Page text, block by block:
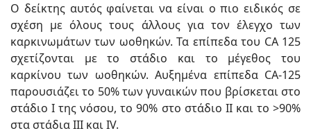
Ο δείκτης αυτός φαίνεται να είναι ο πιο ειδικός σε
σχέση με όλους τους άλλους για τον έλεγχο των
καρκινωμάτων των ωοθηκών. Τα επίπεδα του CA 125
σχετίζονται με το στάδιο και το μέγεθος του
καρκίνου των ωοθηκών. Αυξημένα επίπεδα CA-125
παρουσιάζει το 50% των γυναικών που βρίσκεται στο
στάδιο Ι της νόσου, το 90% στο στάδιο ΙΙ και το >90%
στα στάδια ΙΙΙ και ΙV.